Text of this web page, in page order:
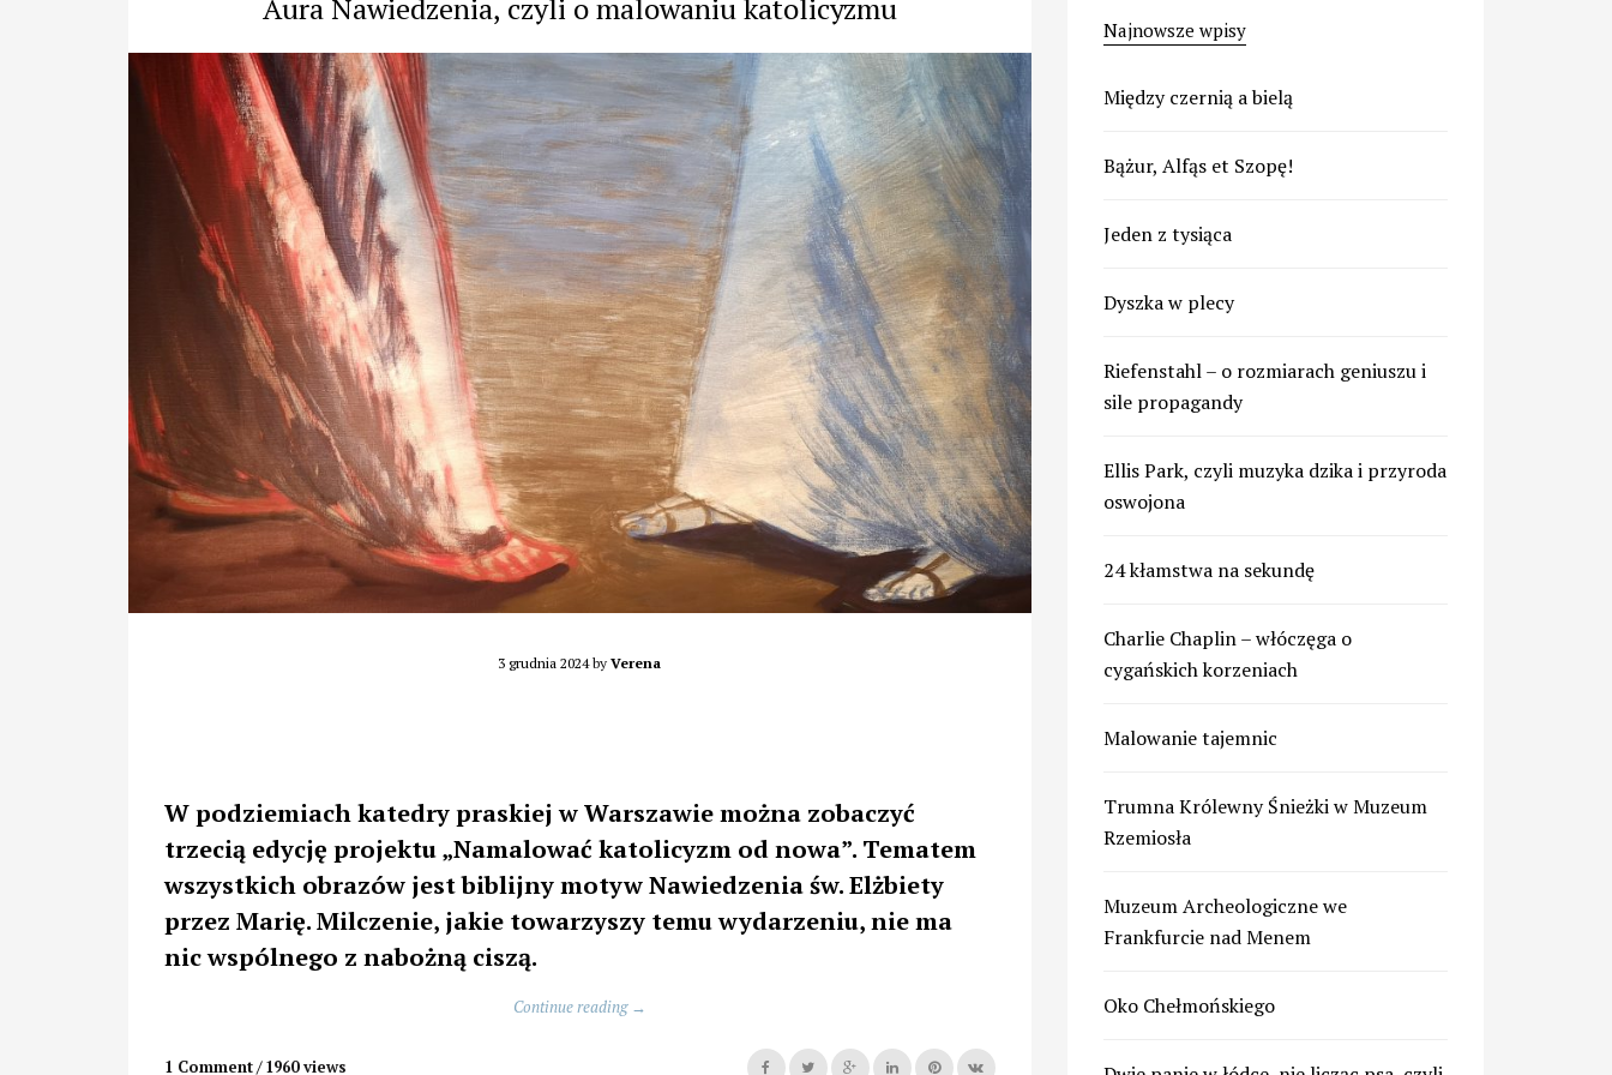
Aura Nawiedzenia, czyli o malowaniu katolicyzmu
3 grudnia 2024byVerena
W podziemiach katedry praskiej w Warszawie można zobaczyć
trzecią edycję projektu „Namalować katolicyzm od nowa”. Tematem
wszystkich obrazów jest biblijny motyw Nawiedzenia św. Elżbiety
przez Marię. Milczenie, jakie towarzyszy temu wydarzeniu, nie ma
nic wspólnego z nabożną ciszą.
Continue reading „Aura
→
1 Comment 1960 views
Najnowsze wpisy
Między czernią a bielą
Bążur, Alfąs et Szopę!
Jeden z tysiąca
Dyszka w plecy
Riefenstahl – o rozmiarach geniuszu i
sile propagandy
Ellis Park, czyli muzyka dzika i przyroda
oswojona
24 kłamstwa na sekundę
Charlie Chaplin – włóczęga o
cygańskich korzeniach
Malowanie tajemnic
Trumna Królewny Śnieżki w Muzeum
Rzemiosła
Muzeum Archeologiczne we
Frankfurcie nad Menem
Oko Chełmońskiego